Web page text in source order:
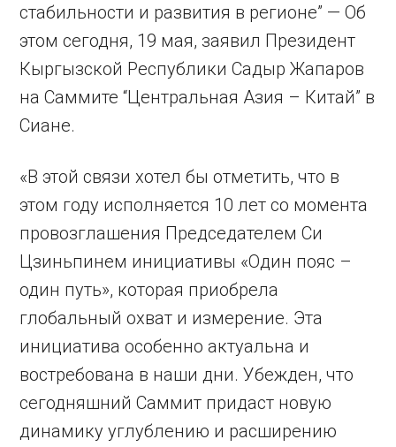
стабильности и развития в регионе” — Об
этом сегодня, 19 мая, заявил Президент
Кыргызской Республики Садыр Жапаров
на Саммите “Центральная Азия – Китай” в
Сиане.
«В этой связи хотел бы отметить, что в
этом году исполняется 10 лет со момента
провозглашения Председателем Си
Цзиньпинем инициативы «Один пояс –
один путь», которая приобрела
глобальный охват и измерение. Эта
инициатива особенно актуальна и
востребована в наши дни. Убежден, что
сегодняшний Саммит придаст новую
динамику углублению и расширению